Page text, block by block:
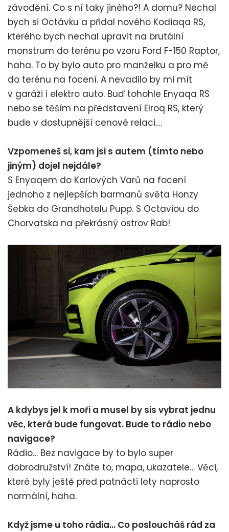
závodění. Co s ní taky jiného?! A domu? Nechal
bych si Octávku a přidal nového Kodiaqa RS,
kterého bych nechal upravit na brutální
monstrum do terénu po vzoru Ford F-150 Raptor,
haha. To by bylo auto pro manželku a pro mě
do terénu na focení. A nevadilo by mi mít
v garáži i elektro auto. Buď tohohle Enyaqa RS
nebo se těším na představení Elroq RS, který
bude v dostupnější cenové relaci….
Vzpomeneš si, kam jsi s autem (tímto nebo
jiným) dojel nejdále?
S Enyaqem do Karlových Varů na focení
jednoho z nejlepších barmanů světa Honzy
Šebka do Grandhotelu Pupp. S Octaviou do
Chorvatska na překrásný ostrov Rab!
A kdybys jel k moři a musel by sis vybrat jednu
věc, která bude fungovat. Bude to rádio nebo
navigace?
Rádio… Bez navigace by to bylo super
dobrodružství! Znáte to, mapa, ukazatele… Věci,
které byly ještě před patnácti lety naprosto
normální, haha.
Když jsme u toho rádia… Co posloucháš rád za